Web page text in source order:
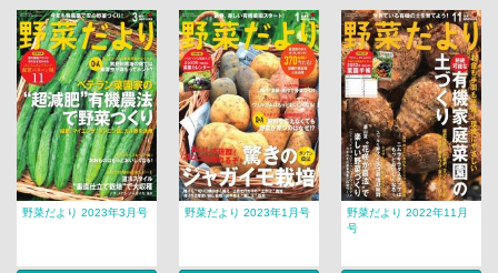
野菜だより 2023年3月号 野菜だより 2023年1月号
野菜だより 2022年11月
号